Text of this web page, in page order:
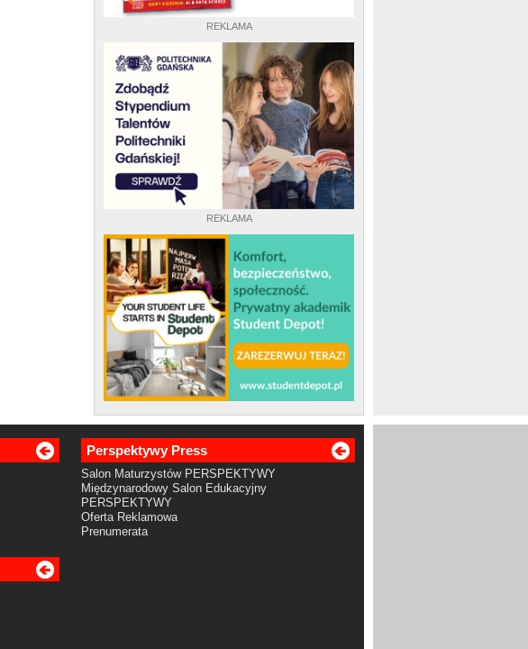
REKLAMA
REKLAMA
Perspektywy Press
Salon Maturzystów PERSPEKTYWY
Międzynarodowy Salon Edukacyjny
PERSPEKTYWY
Oferta Reklamowa
Prenumerata